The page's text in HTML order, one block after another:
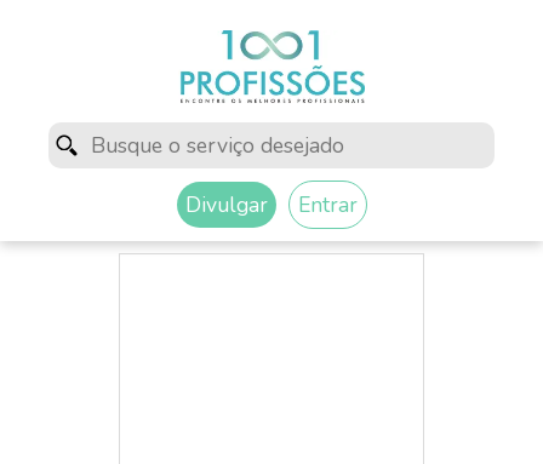
Divulgar Entrar